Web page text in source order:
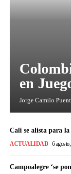
en
Jorge Camilo
Cali se alista para la
ACTUALIDAD 6
Campoalegre ‘se